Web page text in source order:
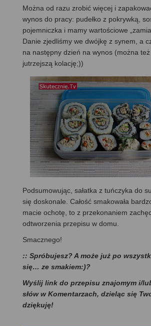
Można od razu zrobić więcej i
wynos do pracy: pudełko z pokrywką,
pojemniczka i mamy wartościowe
Danie zjedliśmy we dwójkę z synem, a
na następny dzień na wynos (można
jutrzejszą kolację;))
Podsumowując, sałatka z tuńczyka do
się doskonale. Całość smakowała
macie ochotę, to z przekonaniem
odtworzenia przepisu w domu.
Smacznego!
:: Spróbujesz? A może już po
się… ze smakiem:)?
Wyślij link do przepisu znajomym i/
słów w Komentarzach, dzieląc się
dziękuję!